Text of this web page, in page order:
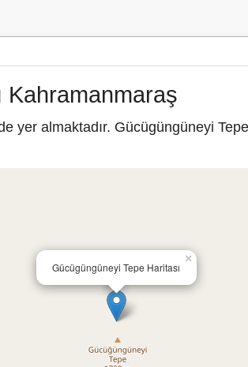
Kahramanmaraş
yer almaktadır. Gücügüngüneyi
Gücügüngüneyi Tepe Haritası
×